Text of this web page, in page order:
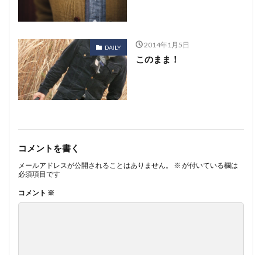
DAILY 2014年1月5日
このまま！
コメントを書く
メールアドレスが公開されることはありません。 ※ が付いている欄は
必須項目です
コメント ※